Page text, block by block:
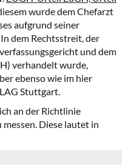
wurde dem Chefarzt
aufgrund seiner
dem Rechtsstreit, der
und dem
verhandelt wurde,
ebenso wie im hier
Stuttgart.
an der Richtlinie
Diese lautet in